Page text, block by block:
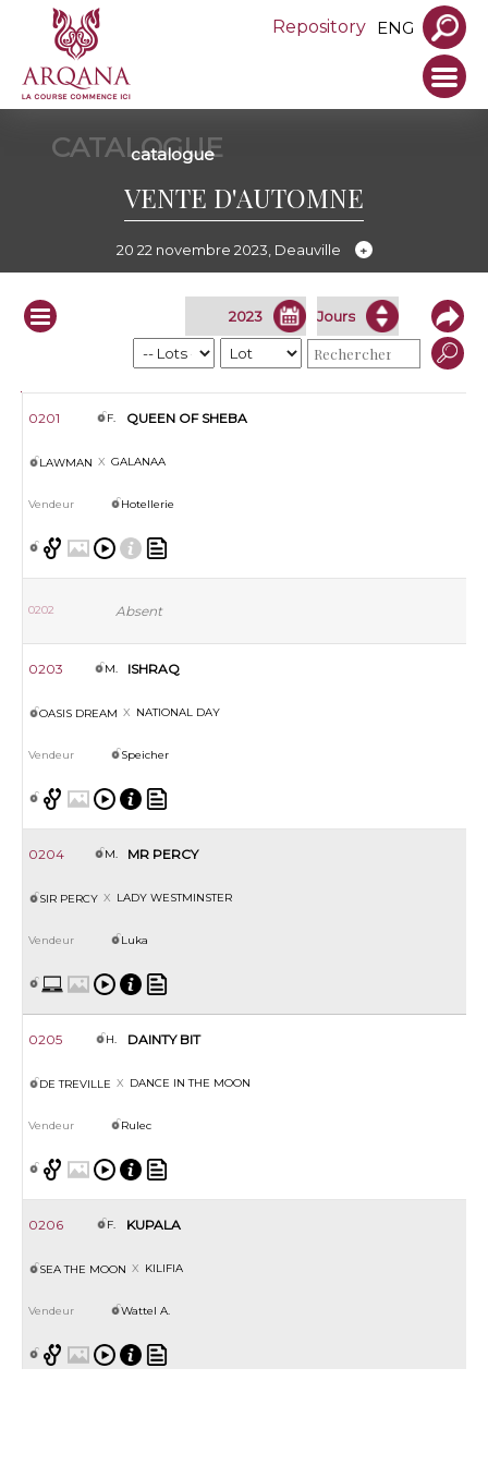
Repository ENG
CATALOGUE
catalogue
VENTE D'AUTOMNE
20 22 novembre 2023, Deauville
Lot
S. Prod. Nom Père Mère Pleine de Vendeur
0201 F. QUEEN OF SHEBA
LAWMAN GALANAA
Hotellerie
0202 Absent
0203 M. ISHRAQ
OASIS DREAM NATIONAL DAY
Speicher
0204 M. MR PERCY
SIR PERCY LADY WESTMINSTER
Luka
0205 H. DAINTY BIT
DE TREVILLE DANCE IN THE MOON
Rulec
0206 F. KUPALA
SEA THE MOON KILIFIA
Wattel A.